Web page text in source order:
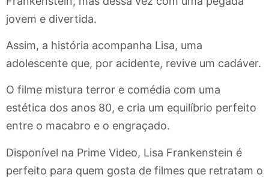
jovem e divertida.
Assim, a história acompanha Lisa, uma
adolescente que, por acidente, revive um cadáver.
O filme mistura terror e comédia com uma
estética dos anos 80, e cria um equilíbrio perfeito
entre o macabro e o engraçado.
Disponível na Prime Video, Lisa Frankenstein é
perfeito para quem gosta de filmes que retratam o